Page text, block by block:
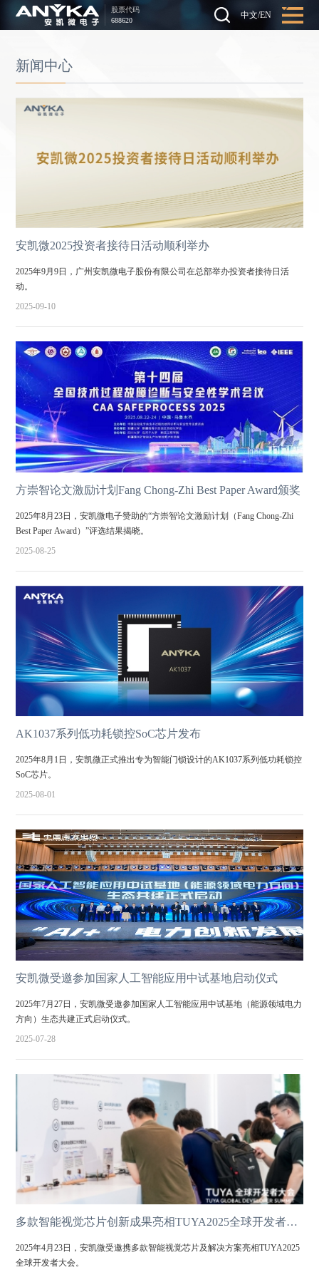
中文/EN
股票代码
688620
新闻中心
安凯微2025投资者接待日活动顺利举办
2025年9月9日，广州安凯微电子股份有限公司在总部举办投资者接待日活
动。
2025-09-10
方崇智论文激励计划Fang Chong-Zhi Best Paper Award颁奖
2025年8月23日，安凯微电子赞助的“方崇智论文激励计划（Fang Chong-Zhi
Best Paper Award）”评选结果揭晓。
2025-08-25
AK1037系列低功耗锁控SoC芯片发布
2025年8月1日，安凯微正式推出专为智能门锁设计的AK1037系列低功耗锁控
SoC芯片。
2025-08-01
安凯微受邀参加国家人工智能应用中试基地启动仪式
2025年7月27日，安凯微受邀参加国家人工智能应用中试基地（能源领域电力
方向）生态共建正式启动仪式。
2025-07-28
多款智能视觉芯片创新成果亮相TUYA2025全球开发者大会
2025年4月23日，安凯微受邀携多款智能视觉芯片及解决方案亮相TUYA2025
全球开发者大会。